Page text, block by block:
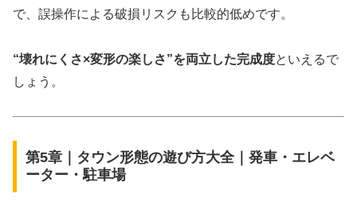
で、誤操作による破損リスクも比較的低めです。
“壊れにくさ×変形の楽しさ”を両立した完成度といえるで
しょう。
第5章｜タウン形態の遊び方大全｜発車・エレベ
ーター・駐車場